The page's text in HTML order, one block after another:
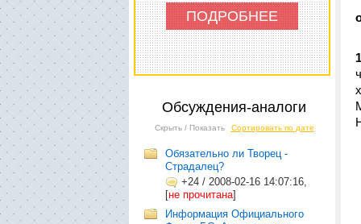
ПОДРОБНЕЕ
Обсуждения-аналоги
Скрыть / Показать Сортировать по дате
Обязательно ли Творец -
Страдалец?
+24 / 2008-02-16 14:07:16,
[не прочитана]
Информация Официального